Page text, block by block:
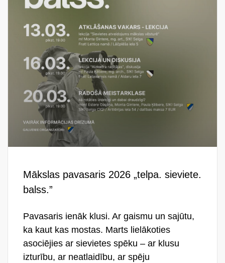
Mākslas pavasaris 2026 „telpa. sieviete.
balss.”
Pavasaris ienāk klusi. Ar gaismu un sajūtu,
ka kaut kas mostas. Marts lielākoties
asociējies ar sievietes spēku – ar klusu
izturību, ar neatlaidību, ar spēju